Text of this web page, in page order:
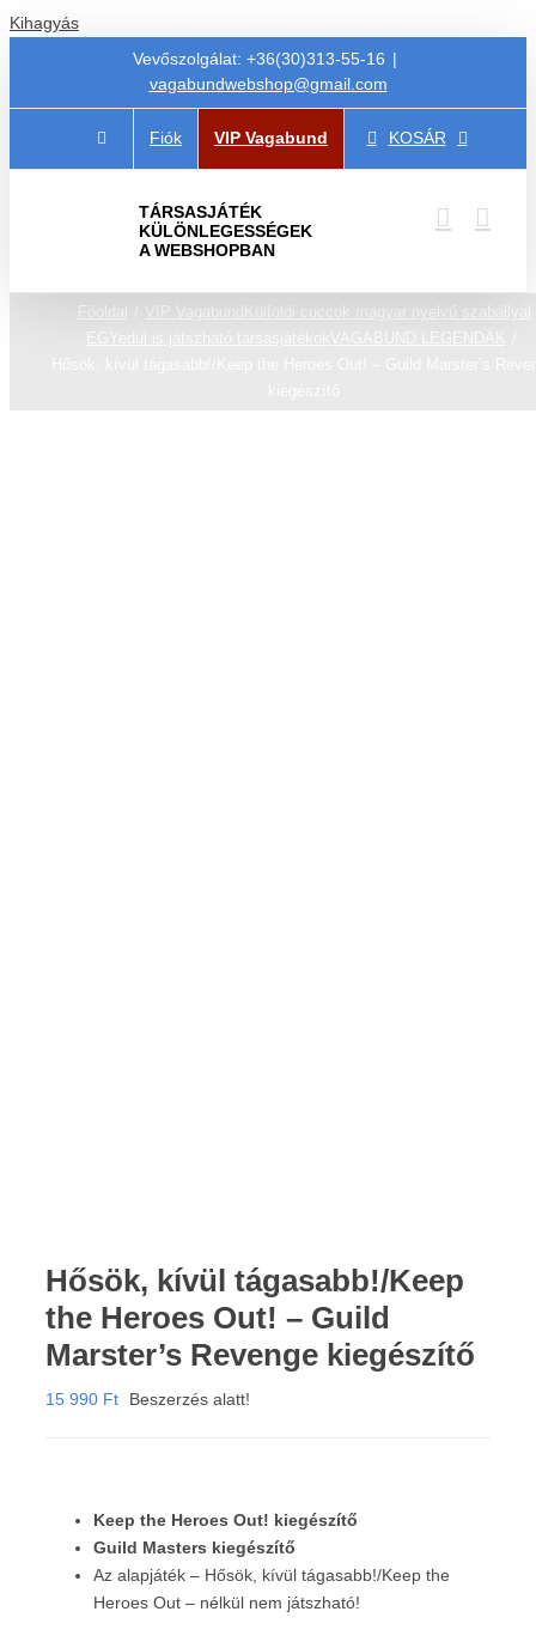
Kihagyás
Vevőszolgálat: +36(30)313-55-16 |
vagabundwebshop@gmail.com
Fiók VIP Vagabund KOSÁR
TÁRSASJÁTÉK
KÜLÖNLEGESSÉGEK
A WEBSHOPBAN
Főoldal VIP Vagabund
Külföldi cuccok magyar nyelvű szabállyal
Hősök, kívül tágasabb!/Keep
the Heroes Out! – Guild
Marster’s Revenge kiegészítő
15 990 Ft Beszerzés alatt!
Keep the Heroes Out! kiegészítő
Guild Masters kiegészítő
Az alapjáték – Hősök, kívül tágasabb!/Keep the
Heroes Out – nélkül nem játszható!